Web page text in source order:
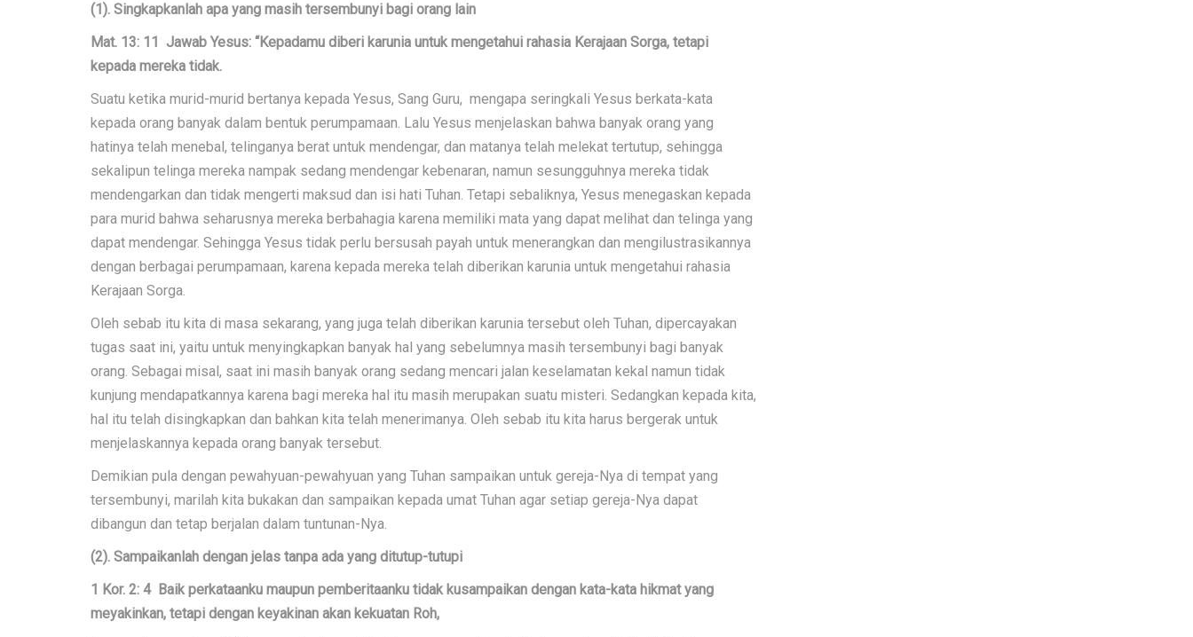
(1). Singkapkanlah apa yang masih tersembunyi bagi orang lain
Mat. 13: 11 Jawab Yesus: “Kepadamu diberi karunia untuk mengetahui rahasia Kerajaan Sorga, tetapi
kepada mereka tidak.
Suatu ketika murid-murid bertanya kepada Yesus, Sang Guru, mengapa seringkali Yesus berkata-kata
kepada orang banyak dalam bentuk perumpamaan. Lalu Yesus menjelaskan bahwa banyak orang yang
hatinya telah menebal, telinganya berat untuk mendengar, dan matanya telah melekat tertutup, sehingga
sekalipun telinga mereka nampak sedang mendengar kebenaran, namun sesungguhnya mereka tidak
mendengarkan dan tidak mengerti maksud dan isi hati Tuhan. Tetapi sebaliknya, Yesus menegaskan kepada
para murid bahwa seharusnya mereka berbahagia karena memiliki mata yang dapat melihat dan telinga yang
dapat mendengar. Sehingga Yesus tidak perlu bersusah payah untuk menerangkan dan mengilustrasikannya
dengan berbagai perumpamaan, karena kepada mereka telah diberikan karunia untuk mengetahui rahasia
Kerajaan Sorga.
Oleh sebab itu kita di masa sekarang, yang juga telah diberikan karunia tersebut oleh Tuhan, dipercayakan
tugas saat ini, yaitu untuk menyingkapkan banyak hal yang sebelumnya masih tersembunyi bagi banyak
orang. Sebagai misal, saat ini masih banyak orang sedang mencari jalan keselamatan kekal namun tidak
kunjung mendapatkannya karena bagi mereka hal itu masih merupakan suatu misteri. Sedangkan kepada kita,
hal itu telah disingkapkan dan bahkan kita telah menerimanya. Oleh sebab itu kita harus bergerak untuk
menjelaskannya kepada orang banyak tersebut.
Demikian pula dengan pewahyuan-pewahyuan yang Tuhan sampaikan untuk gereja-Nya di tempat yang
tersembunyi, marilah kita bukakan dan sampaikan kepada umat Tuhan agar setiap gereja-Nya dapat
dibangun dan tetap berjalan dalam tuntunan-Nya.
(2). Sampaikanlah dengan jelas tanpa ada yang ditutup-tutupi
1 Kor. 2: 4 Baik perkataanku maupun pemberitaanku tidak kusampaikan dengan kata-kata hikmat yang
meyakinkan, tetapi dengan keyakinan akan kekuatan Roh,